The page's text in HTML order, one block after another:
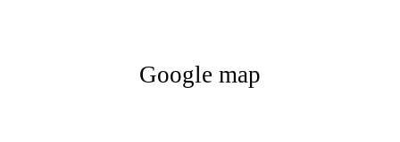
Google map